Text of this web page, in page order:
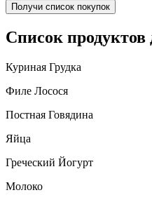
Получи список покупок
Список продуктов
Куриная Грудка
Филе Лосося
Постная Говядина
Яйца
Греческий Йогурт
Молоко